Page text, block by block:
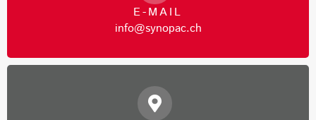
E-MAIL
info@synopac.ch